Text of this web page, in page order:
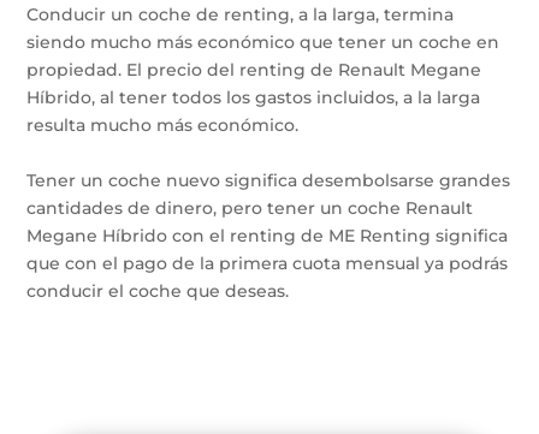
Conducir un coche de renting, a la larga, termina
siendo mucho más económico que tener un coche en
propiedad. El precio del renting de Renault Megane
Híbrido, al tener todos los gastos incluidos, a la larga
resulta mucho más económico.
Tener un coche nuevo significa desembolsarse grandes
cantidades de dinero, pero tener un coche Renault
Megane Híbrido con el renting de ME Renting significa
que con el pago de la primera cuota mensual ya podrás
conducir el coche que deseas.